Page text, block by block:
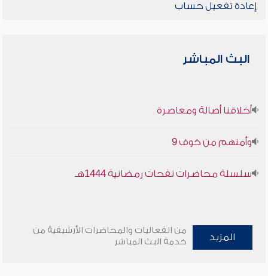
إعادة تفعيل حساب
البث المباشر
أخلاقنا أصالة ومعاصرة
وأمنهم من خوف 9
سلسلة محاضرات نفحات رمضانية 1444هـ
المزيد
من الفعاليات والمحاضرات الأرشيفية من
خدمة البث المباشر